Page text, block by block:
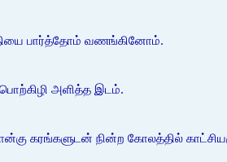
பார்த்தோம் வணங்கினோம்.
அளித்த இடம்.
கரங்களுடன் நின்ற கோலத்தில்